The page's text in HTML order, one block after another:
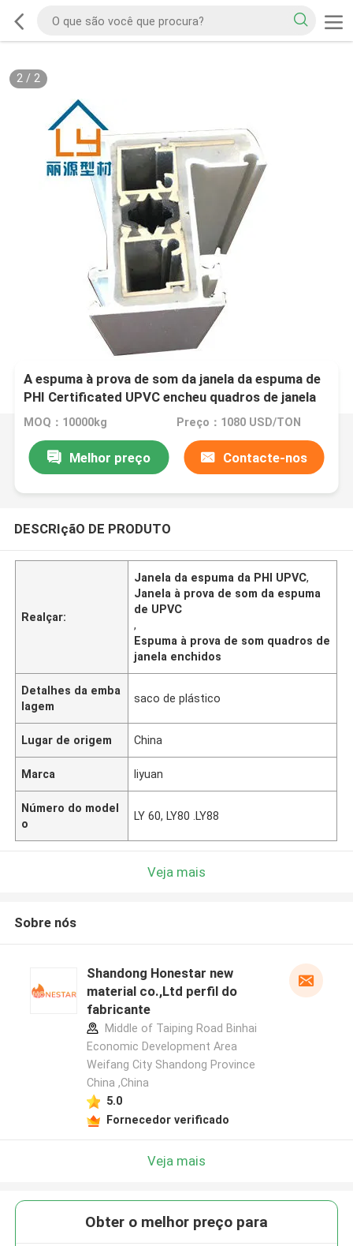
2/ 2
A espuma à prova de som da janela da espuma de
PHI Certificated UPVC encheu quadros de janela
MOQ：10000kg Preço：1080 USD/TON
Melhor preço Contacte-nos
DESCRIçãO DE PRODUTO
Realçar:
Janela da espuma da PHI UPVC,
Janela à prova de som da espuma
de UPVC
,
Espuma à prova de som quadros de
janela enchidos
Detalhes da emba
lagem
saco de plástico
Lugar de origem China
Marca liyuan
Número do model
o
LY 60, LY80 .LY88
Veja mais
Sobre nós
Shandong Honestar new
material co.,Ltd perfil do
fabricante
Middle of Taiping Road Binhai
Economic Development Area
Weifang City Shandong Province
China ,China
5.0
Fornecedor verificado
Veja mais
Obter o melhor preço para